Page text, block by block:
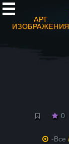
АРТ
ИЗОБРАЖЕНИЯ
0
-Все